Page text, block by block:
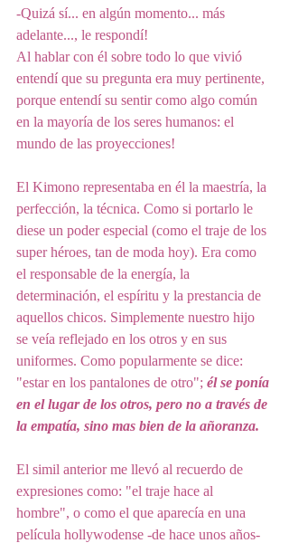
-Quizá sí... en algún momento... más
adelante..., le respondí!
Al hablar con él sobre todo lo que vivió
entendí que su pregunta era muy pertinente,
porque entendí su sentir como algo común
en la mayoría de los seres humanos: el
mundo de las proyecciones!
El Kimono representaba en él la maestría, la
perfección, la técnica. Como si portarlo le
diese un poder especial (como el traje de los
super héroes, tan de moda hoy). Era como
el responsable de la energía, la
determinación, el espíritu y la prestancia de
aquellos chicos. Simplemente nuestro hijo
se veía reflejado en los otros y en sus
uniformes. Como popularmente se dice:
"estar en los pantalones de otro"; él se ponía
en el lugar de los otros, pero no a través de
la empatía, sino mas bien de la añoranza.
El simil anterior me llevó al recuerdo de
expresiones como: "el traje hace al
hombre", o como el que aparecía en una
película hollywodense -de hace unos años-